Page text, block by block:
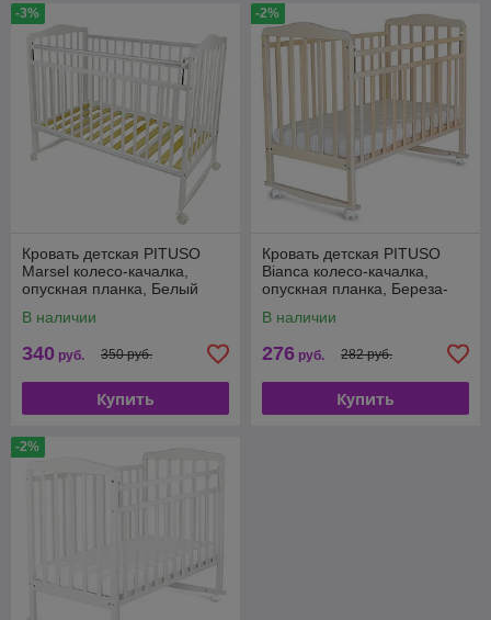
-3%
Кровать детская PITUSO
Marsel колесо-качалка,
опускная планка, Белый
В наличии
340 руб. 350 руб.
Купить
-2%
Кровать детская PITUSO
Bianca колесо-качалка,
опускная планка, Береза-
В наличии
276 руб. 282 руб.
Купить
-2%